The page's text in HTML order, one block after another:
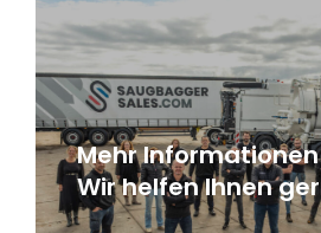
Mehr Informationen
Wir helfen Ihnen